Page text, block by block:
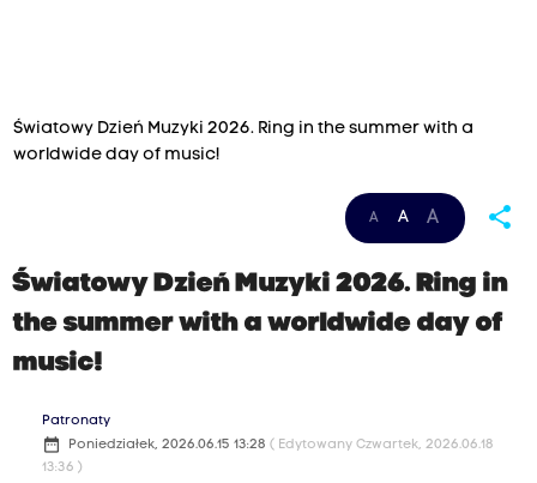
Światowy Dzień Muzyki 2026. Ring in the summer with a
worldwide day of music!
A A A share
Światowy Dzień Muzyki 2026. Ring in
the summer with a worldwide day of
music!
Patronaty
date_range Poniedziałek, 2026.06.15 13:28 ( Edytowany Czwartek, 2026.06.18
13:36 )